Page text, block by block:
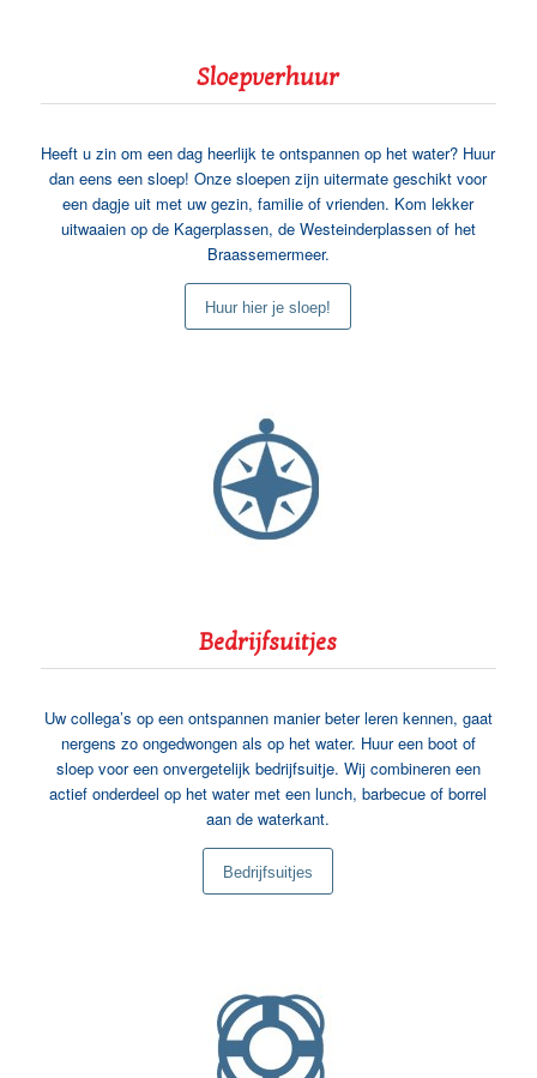
Sloepverhuur
Heeft u zin om een dag heerlijk te ontspannen op het water? Huur
dan eens een sloep! Onze sloepen zijn uitermate geschikt voor
een dagje uit met uw gezin, familie of vrienden. Kom lekker
uitwaaien op de Kagerplassen, de Westeinderplassen of het
Braassemermeer.
Huur hier je sloep!
Bedrijfsuitjes
Uw collega’s op een ontspannen manier beter leren kennen, gaat
nergens zo ongedwongen als op het water. Huur een boot of
sloep voor een onvergetelijk bedrijfsuitje. Wij combineren een
actief onderdeel op het water met een lunch, barbecue of borrel
aan de waterkant.
Bedrijfsuitjes